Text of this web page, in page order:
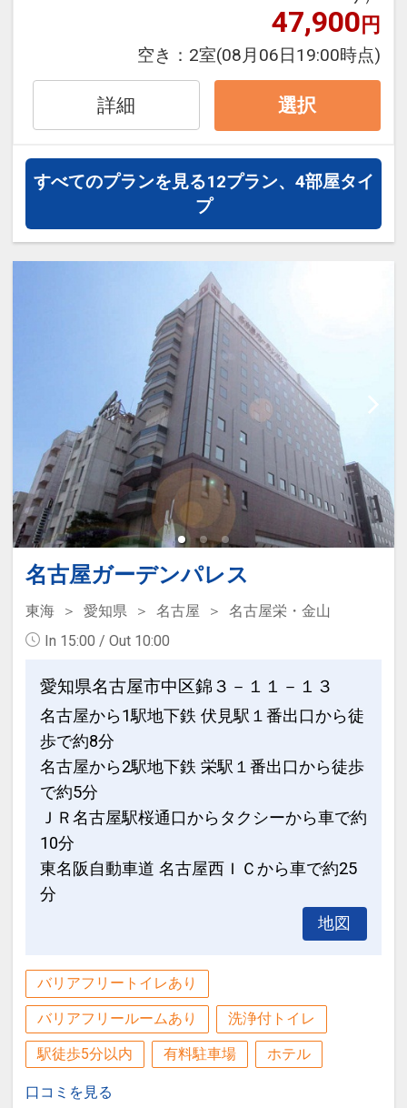
≪ 「朝食付プラン」をお選びの場合 ≫
・添い寝の未就学のお子様は朝食を無料
でお召し上がりいただけます。
【充実したベビー、キッズ用品も無料貸
お子様専用の貸出品と無料アメニティも
タオル・スリッパ等）はフロントでお渡
※貸出品については、数に限りがあり、
ご希望に添えない場合もございます。
サウナ付大浴場でごゆっくり☆
●宿泊者限定で、サウナを設けた大浴場
を完備
広々した空間で旅の疲れを癒します。種
類豊富なアメニティや、タオルも備えて
おりますので、身軽にご利用ください。
女性浴場には、ミストサウナを完備して
おります。保温、発汗、保湿などの効果
があるサウナで、リラックスいただけま
す。
JR名古屋駅（桜通口）からのアクセス
地にあり、
観光・ビジネスの拠点として最適です。
平面駐車場も完備しております。
設定期間：2026年4月1日～2026年9月
30日
インターネットコース番号：DP-1-
17467647
・名古屋高速「錦橋」出口（大阪方面）
[客室情報]
・全室コーヒーマシン設置
・加湿機能付空気清浄機
[2階大浴場]
・営業時間 3：00PM～1：00AM / 6：
00AM～10：00AM
男性浴場にサウナ・女性浴場にミストサ
[サービス]
・未就学のお子様添い寝代金不要
・添い寝のお子様は朝食代金不要にてお
召し上がり頂けます。
・添い寝のお子様のアメニティーはお部
屋にございません。
～23：00
・全室VODシアターサービス 最新映画な
ど100タイトル以上が見放題！
す。
設定期間：2025年7月11日～2027年7月
31日
インターネットコース番号：DP-2-
200000005675
47,900円
空き： 2室(08月06日19:00時点)
詳細 選択
すべてのプランを見る12プラン、4部屋タイ
プ
名古屋ガーデンパレス
東海 愛知県 名古屋
名古屋栄・金山
In 15:00 / Out 10:00
愛知県名古屋市中区錦３－１１－１３
名古屋から1駅地下鉄 伏見駅１番出口から徒
歩で約8分
名古屋から2駅地下鉄 栄駅１番出口から徒歩
で約5分
ＪＲ名古屋駅桜通口からタクシーから車で約
10分
東名阪自動車道 名古屋西ＩＣから車で約25
分
地図
バリアフリートイレあり
バリアフリールームあり 洗浄付トイレ
駅徒歩5分以内 有料駐車場 ホテル
口コミを見る